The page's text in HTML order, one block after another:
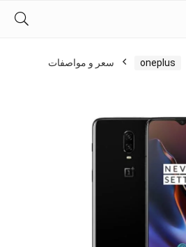
oneplus
سعر و مواصفات